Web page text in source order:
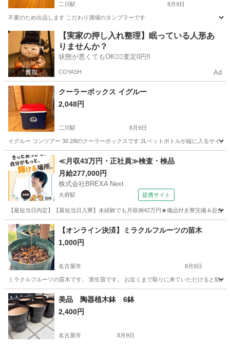
二川駅 8月9日
不要のため出品します こだわり酒場のタンブラーです
愛知 豊橋市 二川駅 食器 酒場
【実家の押し入れ整理】眠っている人形あ
りませんか？
状態が悪くてもOK🙆‍♀️査定0円‼️
COYASH Ad
クーラーボックス イグルー
2,048円
二川駅 8月9日
イグルー コンツアー 30 28lのクーラーボックスです 2Lペットボトルが縦に入るサイズ
愛知 豊橋市 二川駅 家庭用品
≪月収43万円・正社員≫検査・検品
月給277,000円
株式会社BREXA Next
大府駅 提携サイト
【最短当日内定】【最短当日入寮】未経験でも月収例42万円★備品付き寮完備＆赴
愛知 大府市 大府駅 その他
【オンライン決済】ミラクルフルーツの苗木
1,000円
名古屋市 8月9日
ミラクルフルーツの苗木です。 実生苗です。 お近くまで取りに来ていただけると助か
愛知 名古屋市 家庭用品 ミラクルフルーツ
美品 陶器植木鉢 6鉢
2,400円
名古屋市 8月9日